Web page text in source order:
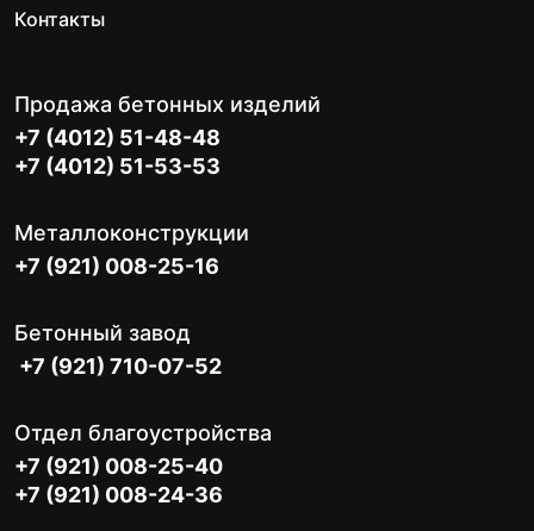
Контакты
Продажа бетонных изделий
+7 (4012) 51-48-48
+7 (4012) 51-53-53
Металлоконструкции
+7 (921) 008-25-16
Бетонный завод
+7 (921) 710-07-52
Отдел благоустройства
+7 (921) 008-25-40
+7 (921) 008-24-36